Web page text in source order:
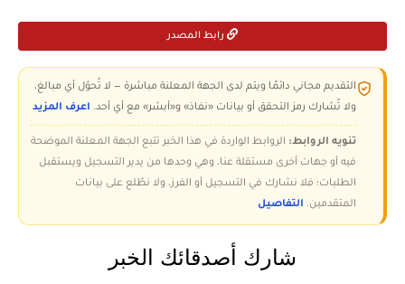
رابط المصدر
التقديم مجاني دائمًا ويتم لدى الجهة المعلنة مباشرة — لا تُحوّل أي مبالغ،
ولا تُشارك رمز التحقق أو بيانات «نفاذ» و«أبشر» مع أي أحد. اعرف المزيد
تنويه الروابط: الروابط الواردة في هذا الخبر تتبع الجهة المعلنة الموضحة
فيه أو جهات أخرى مستقلة عنا، وهي وحدها من يدير التسجيل ويستقبل
الطلبات؛ فلا نشارك في التسجيل أو الفرز، ولا نطّلع على بيانات
المتقدمين. التفاصيل
شارك أصدقائك الخبر